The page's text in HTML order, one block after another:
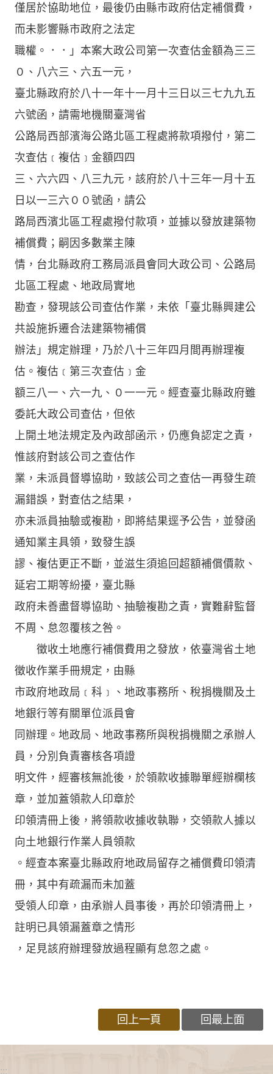
僅居於協助地位，最後仍由縣市政府估定補償費，
而未影響縣市政府之法定
職權。．．」本案大政公司第一次查估金額為三三
０、八六三、六五一元，
臺北縣政府於八十一年十一月十三日以三七九九五
六號函，請需地機關臺灣省
公路局西部濱海公路北區工程處將款項撥付，第二
次查估﹝複估﹞金額四四
三、六六四、八三九元，該府於八十三年一月十五
日以一三六００號函，請公
路局西濱北區工程處撥付款項，並據以發放建築物
補償費；嗣因多數業主陳
情，台北縣政府工務局派員會同大政公司、公路局
北區工程處、地政局實地
勘查，發現該公司查估作業，未依「臺北縣興建公
共設施拆遷合法建築物補償
辦法」規定辦理，乃於八十三年四月間再辦理複
估。複估﹝第三次查估﹞金
額三八一、六一九、０一一元。經查臺北縣政府雖
委託大政公司查估，但依
上開土地法規定及內政部函示，仍應負認定之責，
惟該府對該公司之查估作
業，未派員督導協助，致該公司之查估一再發生疏
漏錯誤，對查估之結果，
亦未派員抽驗或複勘，即將結果逕予公告，並發函
通知業主具領，致發生誤
謬、複估更正不斷，並滋生須追回超額補償價款、
延宕工期等紛擾，臺北縣
政府未善盡督導協助、抽驗複勘之責，實難辭監督
不周、怠忽覆核之咎。
徵收土地應行補償費用之發放，依臺灣省土地
徵收作業手冊規定，由縣
市政府地政局﹝科﹞、地政事務所、稅捐機關及土
地銀行等有關單位派員會
同辦理。地政局、地政事務所與稅捐機關之承辦人
員，分別負責審核各項證
明文件，經審核無訛後，於領款收據聯單經辦欄核
章，並加蓋領款人印章於
印領清冊上後，將領款收據收執聯，交領款人據以
向土地銀行作業人員領款
。經查本案臺北縣政府地政局留存之補償費印領清
冊，其中有疏漏而未加蓋
受領人印章，由承辦人員事後，再於印領清冊上，
註明已具領漏蓋章之情形
，足見該府辦理發放過程顯有怠忽之處。
回上一頁 回最上面
:::